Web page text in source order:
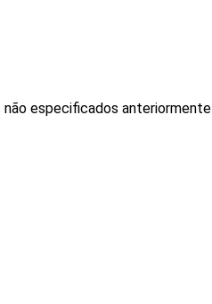
especificados anteriormente